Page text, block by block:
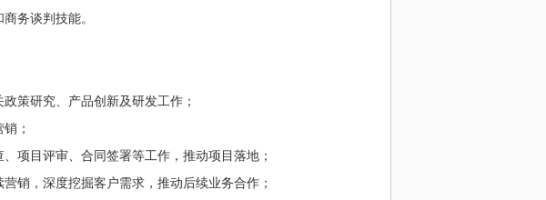
务谈判技能。
策研究、产品创新及研发工作；
；
项目评审、合同签署等工作，推动项目落地；
销，深度挖掘客户需求，推动后续业务合作；